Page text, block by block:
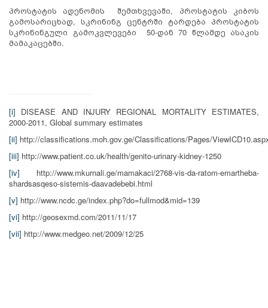
პროსტატის ადენომის შემთხვევაში, პროსტატის კიბოს
გამოსარიცხად, სკრინინგ ცენტრში ტარდება პროსტატის
სკრინინგული გამოკვლევები 50-დან 70 წლამდე ასაკის
მამაკაცებში.
[i] DISEASE AND INJURY REGIONAL MORTALITY ESTIMATES,
2000-2011, Global summary estimates
[ii] http://classifications.moh.gov.ge/Classifications/Pages/
[iii] http://www.patient.co.uk/health/genito-urinary-kidney-1250
[iv] http://www.mkurnali.ge/mamakaci/2768-vis-da-ratom-emartheba-
shardsasqeso-sistemis-daavadebebi.html
[v] http://www.ncdc.ge/index.php?do=fullmod&mid=139
[vi] http://geosexmd.com/2011/11/17
[vii] http://www.medgeo.net/2009/12/25